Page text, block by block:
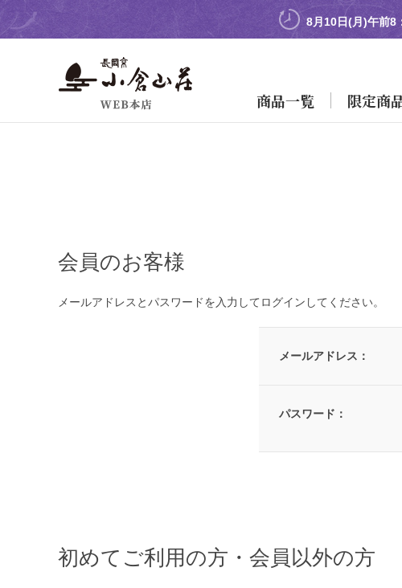
8月10日(月)午前8
商品一覧 限定商
会員のお客様
メールアドレスとパスワードを入力してログインしてください。
メールアドレス：
パスワード：
初めてご利用の方・会員以外の方